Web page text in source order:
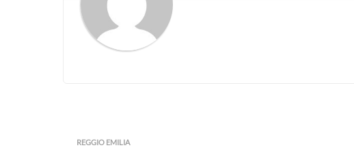
REGGIO EMILIA